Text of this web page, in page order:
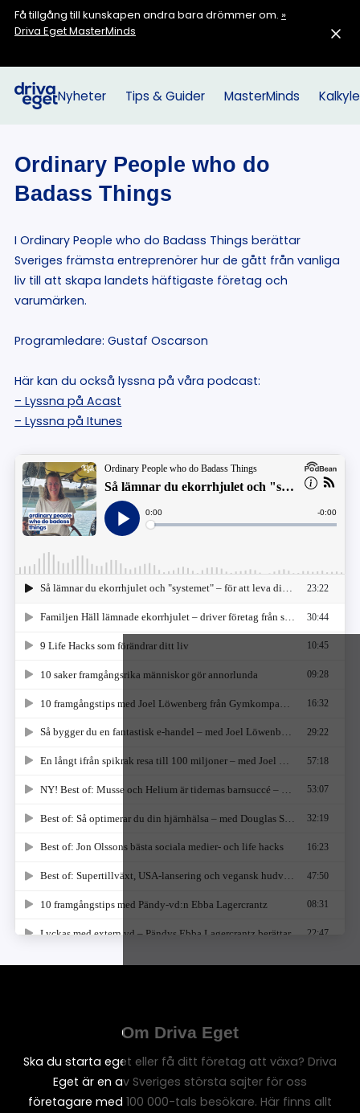
Få tillgång till kunskapen andra bara drömmer om. »
Driva Eget MasterMinds
Nyheter Tips & Guider MasterMinds
Ordinary People who do
Badass Things
I Ordinary People who do Badass Things berättar
Sveriges främsta entreprenörer hur de gått från vanliga
liv till att skapa landets häftigaste företag och
varumärken.
Programledare: Gustaf Oscarson
Här kan du också lyssna på våra podcast:
– Lyssna på Acast
– Lyssna på Itunes
Om Driva Eget
Ska du starta eget eller få ditt företag att växa? Driva
Eget är en av Sveriges största sajter för oss
företagare med 100 000-tals besökare. Här finns allt